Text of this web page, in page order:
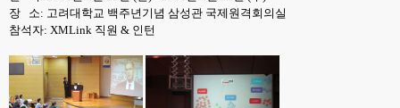
장 소: 고려대학교 백주년기념 삼성관 국제원격회의실
참석자: XMLink 직원 & 인턴